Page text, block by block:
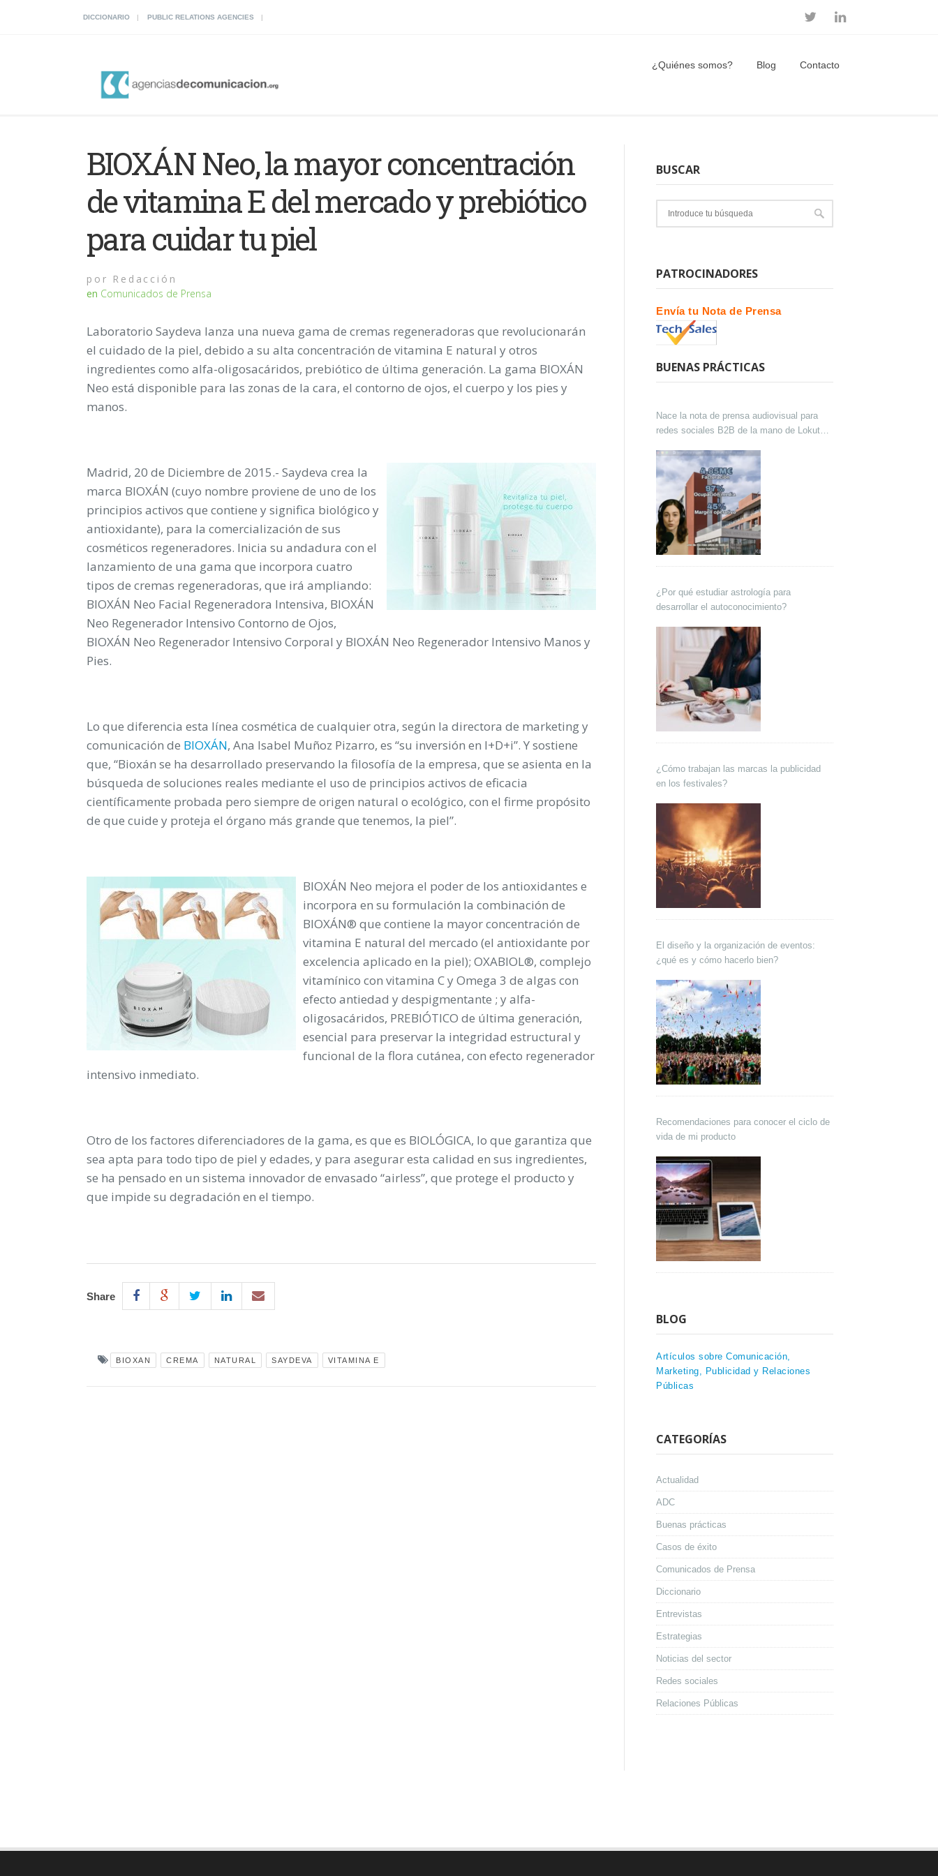
DICCIONARIO PUBLIC RELATIONS AGENCIES
¿Quiénes somos? Blog Contacto
BIOXÁN Neo, la mayor concentración
de vitamina E del mercado y prebiótico
para cuidar tu piel
por Redacción
en Comunicados de Prensa
Laboratorio Saydeva lanza una nueva gama de cremas regeneradoras que revolucionarán
el cuidado de la piel, debido a su alta concentración de vitamina E natural y otros
ingredientes como alfa-oligosacáridos, prebiótico de última generación. La gama BIOXÁN
Neo está disponible para las zonas de la cara, el contorno de ojos, el cuerpo y los pies y
manos.
Madrid, 20 de Diciembre de 2015.- Saydeva crea la
marca BIOXÁN (cuyo nombre proviene de uno de los
principios activos que contiene y significa biológico y
antioxidante), para la comercialización de sus
cosméticos regeneradores. Inicia su andadura con el
lanzamiento de una gama que incorpora cuatro
tipos de cremas regeneradoras, que irá ampliando:
BIOXÁN Neo Facial Regeneradora Intensiva, BIOXÁN
Neo Regenerador Intensivo Contorno de Ojos,
BIOXÁN Neo Regenerador Intensivo Corporal y BIOXÁN Neo Regenerador Intensivo Manos y
Pies.
Lo que diferencia esta línea cosmética de cualquier otra, según la directora de marketing y
comunicación de BIOXÁN, Ana Isabel Muñoz Pizarro, es “su inversión en I+D+i”. Y sostiene
que, “Bioxán se ha desarrollado preservando la filosofía de la empresa, que se asienta en la
búsqueda de soluciones reales mediante el uso de principios activos de eficacia
científicamente probada pero siempre de origen natural o ecológico, con el firme propósito
de que cuide y proteja el órgano más grande que tenemos, la piel”.
BIOXÁN Neo mejora el poder de los antioxidantes e
incorpora en su formulación la combinación de
BIOXÁN® que contiene la mayor concentración de
vitamina E natural del mercado (el antioxidante por
excelencia aplicado en la piel); OXABIOL®, complejo
vitamínico con vitamina CyOmega 3 de algas con
efecto antiedad y despigmentante ; y alfa-
oligosacáridos, PREBIÓTICO de última generación,
esencial para preservar la integridad estructural y
funcional de la flora cutánea, con efecto regenerador
intensivo inmediato.
Otro de los factores diferenciadores de la gama, es que es BIOLÓGICA, lo que garantiza que
sea apta para todo tipo de piel y edades, y para asegurar esta calidad en sus ingredientes,
se ha pensado en un sistema innovador de envasado “airless”, que protege el producto y
que impide su degradación en el tiempo.
Share
BIOXAN CREMA NATURAL SAYDEVA VITAMINA E
BUSCAR
PATROCINADORES
Envía tu Nota de Prensa
BUENAS PRÁCTICAS
Nace la nota de prensa audiovisual para
redes sociales B2B de la mano de Lokutor
¿Por qué estudiar astrología para
desarrollar el autoconocimiento?
¿Cómo trabajan las marcas la publicidad
en los festivales?
El diseño y la organización de eventos:
¿qué es y cómo hacerlo bien?
Recomendaciones para conocer el ciclo de
vida de mi producto
BLOG
Artículos sobre Comunicación,
Marketing, Publicidad y Relaciones
Públicas
CATEGORÍAS
Actualidad
ADC
Buenas prácticas
Casos de éxito
Comunicados de Prensa
Diccionario
Entrevistas
Estrategias
Noticias del sector
Redes sociales
Relaciones Públicas